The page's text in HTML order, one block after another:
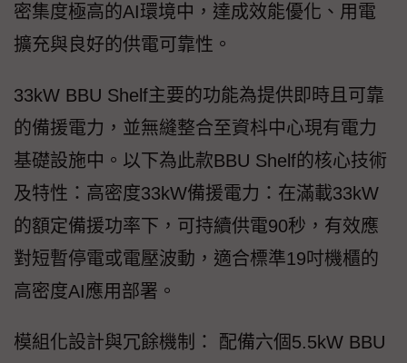
密集度極高的AI環境中，達成效能優化、用電
擴充與良好的供電可靠性。
33kW BBU Shelf主要的功能為提供即時且可靠
的備援電力，並無縫整合至資枓中心現有電力
基礎設施中。以下為此款BBU Shelf的核心技術
及特性：高密度33kW備援電力：在滿載33kW
的額定備援功率下，可持續供電90秒，有效應
對短暫停電或電壓波動，適合標準19吋機櫃的
高密度AI應用部署。
模組化設計與冗餘機制： 配備六個5.5kW BBU